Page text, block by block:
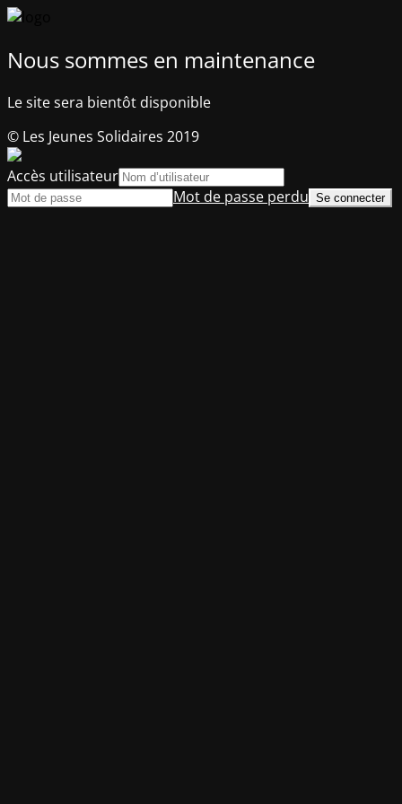
Nous sommes en maintenance
Le site sera bientôt disponible
© Les Jeunes Solidaires 2019
Accès utilisateur
Mot de passe perdu